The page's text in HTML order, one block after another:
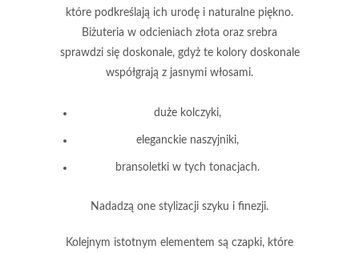
które podkreślają ich urodę i naturalne piękno.
Biżuteria w odcieniach złota oraz srebra
sprawdzi się doskonale, gdyż te kolory doskonale
współgrają z jasnymi włosami.
duże kolczyki,
eleganckie naszyjniki,
bransoletki w tych tonacjach.
Nadadzą one stylizacji szyku i finezji.
Kolejnym istotnym elementem są czapki, które